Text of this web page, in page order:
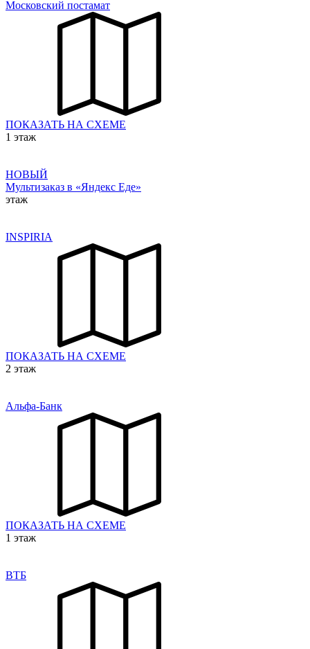
Московский постамат
ПОКАЗАТЬ НА СХЕМЕ
1 этаж
НОВЫЙ
Мультизаказ в «Яндекс Еде»
этаж
INSPIRIA
ПОКАЗАТЬ НА СХЕМЕ
2 этаж
Альфа-Банк
ПОКАЗАТЬ НА СХЕМЕ
1 этаж
ВТБ